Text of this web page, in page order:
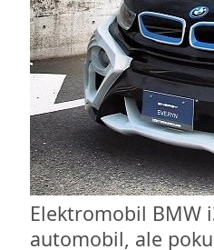
Elektromobil BMW
automobil, ale